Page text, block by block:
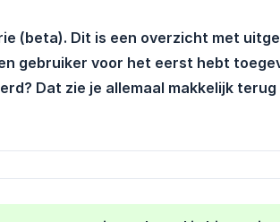
(beta). Dit is een overzicht met
gebruiker voor het eerst hebt
Dat zie je allemaal makkelijk terug